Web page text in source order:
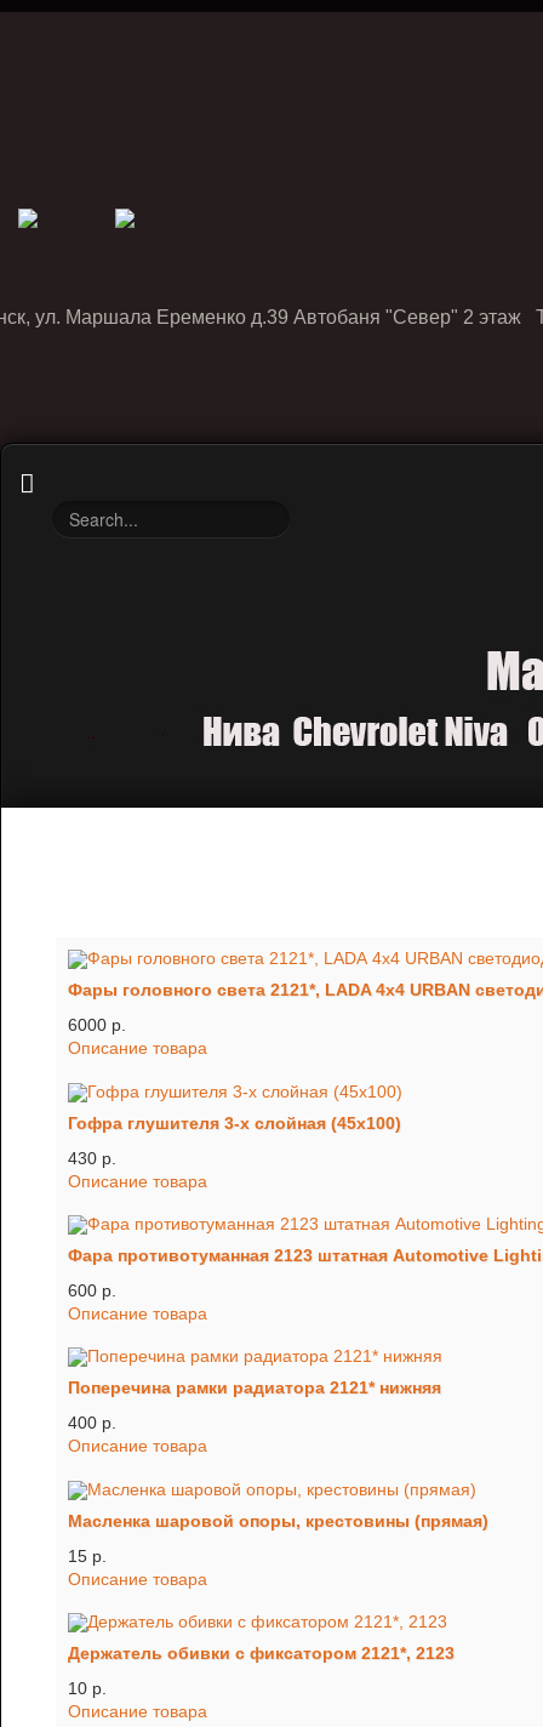
ул. Маршала Еременко д.39 Автобаня "Север" 2 этаж
Фары головного света 2121*, LADA 4x4 URBAN
6000 p.
Описание товара
Гофра глушителя 3-х слойная (45х100)
430 p.
Описание товара
Фара противотуманная 2123 штатная Automotive
600 p.
Описание товара
Поперечина рамки радиатора 2121* нижняя
400 p.
Описание товара
Масленка шаровой опоры, крестовины (прямая)
15 p.
Описание товара
Держатель обивки с фиксатором 2121*, 2123
10 p.
Описание товара